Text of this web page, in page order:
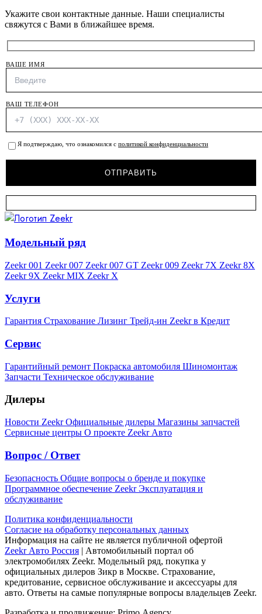
Укажите свои контактные данные. Наши специалисты
свяжутся с Вами в ближайшее время.
ВАШЕ ИМЯ
ВАШ ТЕЛЕФОН
Я подтверждаю, что ознакомился с политикой конфиденциальности
Модельный ряд
Zeekr 001 Zeekr 007 Zeekr 007 GT Zeekr 009 Zeekr 7X Zeekr 8X
Zeekr 9X Zeekr MIX Zeekr X
Услуги
Гарантия Страхование Лизинг Трейд-ин Zeekr в Кредит
Сервис
Гарантийный ремонт Покраска автомобиля Шиномонтаж
Запчасти Техническое обслуживание
Дилеры
Новости ZeekrОфициальные дилеры Магазины запчастей
Сервисные центры О проекте Zeekr Авто
Вопрос / Ответ
Безопасность Общие вопросы о бренде и покупке
Программное обеспечение ZeekrЭксплуатация и
обслуживание
Политика конфиденциальности
Согласие на обработку персональных данных
Информация на сайте не является публичной офертой
Zeekr Авто Россия | Автомобильный портал об
электромобилях Zeekr. Модельный ряд, покупка у
официальных дилеров Зикр в Москве. Страхование,
кредитование, сервисное обслуживание и аксессуары для
авто. Ответы на самые популярные вопросы владельцев Zeekr.